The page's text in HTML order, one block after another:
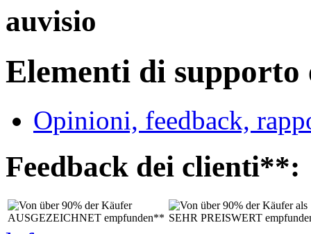
auvisio
Elementi di supporto
Opinioni, feedback,
Feedback dei clienti**: